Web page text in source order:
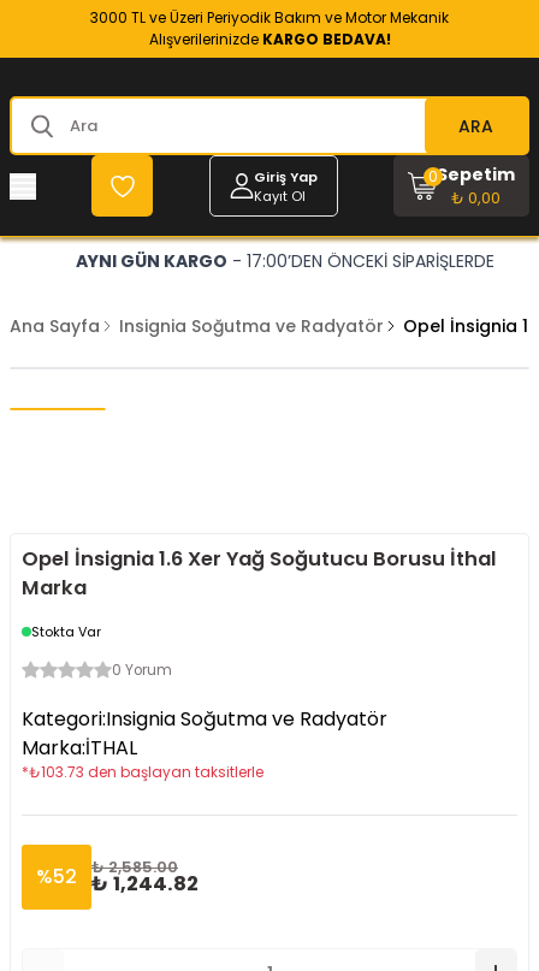
3000 TL ve Üzeri Periyodik Bakım ve Motor Mekanik
Alışverilerinizde KARGO BEDAVA!
ARA
Giriş Yap
Kayıt Ol
Sepetim
₺ 0,00
0
AYNI GÜN KARGO - 17:00’DEN ÖNCEKİ SİPARİŞLERDE
Ana Sayfa Insignia Soğutma ve Radyatör Opel İnsignia
Opel İnsignia 1.6 Xer Yağ Soğutucu Borusu İthal
Marka
Stokta Var
0 Yorum
Kategori:Insignia Soğutma ve Radyatör
Marka:İTHAL
*₺103.73 den başlayan taksitlerle
%52 ₺ 2,585.00
₺ 1,244.82